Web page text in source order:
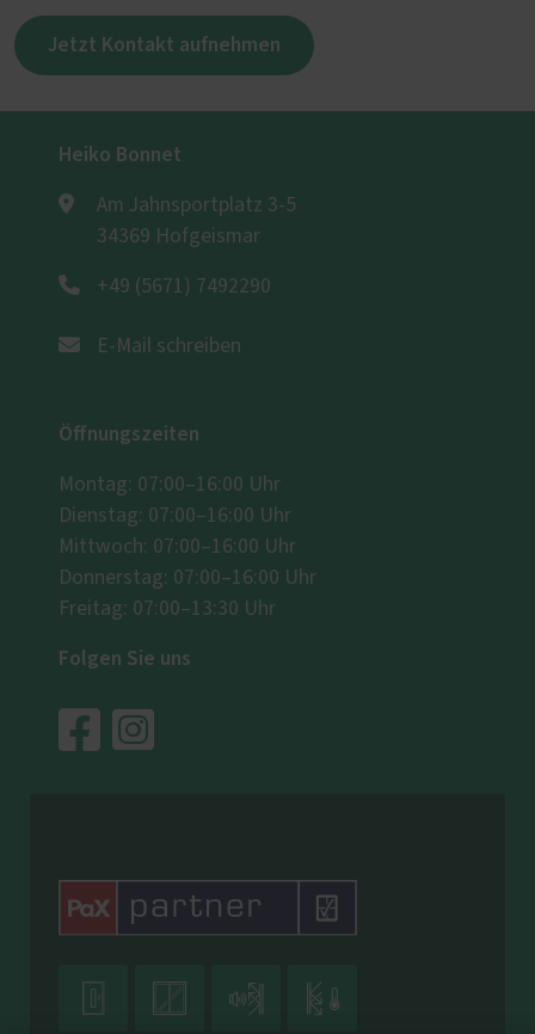
Jetzt Kontakt aufnehmen
Heiko Bonnet
Am Jahnsportplatz 3-5
34369 Hofgeismar
+49 (5671) 7492290
E-Mail schreiben
Öffnungszeiten
Montag: 07:00–16:00 Uhr
Dienstag: 07:00–16:00 Uhr
Mittwoch: 07:00–16:00 Uhr
Donnerstag: 07:00–16:00 Uhr
Freitag: 07:00–13:30 Uhr
Folgen Sie uns
   